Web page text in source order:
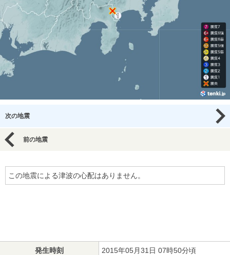
次の地震
前の地震
この地震による津波の心配はありません。
発生時刻 2015年05月31日 07時50分頃